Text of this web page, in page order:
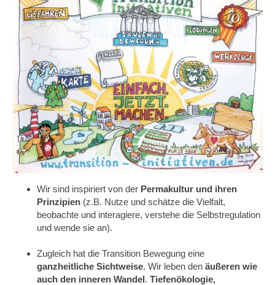
Wir sind inspiriert von der Permakultur und ihren
Prinzipien (z.B. Nutze und schätze die Vielfalt,
beobachte und interagiere, verstehe die Selbstregulation
und wende sie an).
Zugleich hat die Transition Bewegung eine
ganzheitliche Sichtweise. Wir leben den äußeren wie
auch den inneren Wandel. Tiefenökologie,